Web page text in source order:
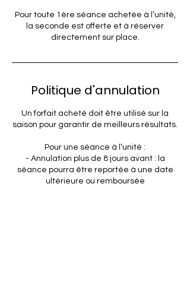
Pour toute 1ère séance achetée à l’unité,
la seconde est offerte et à réserver
directement sur place.
Politique d'annulation
Un forfait acheté doit être utilisé sur la
saison pour garantir de meilleurs résultats.
Pour une séance à l’unité :
- Annulation plus de 8 jours avant : la
séance pourra être reportée à une date
ultérieure ou remboursée